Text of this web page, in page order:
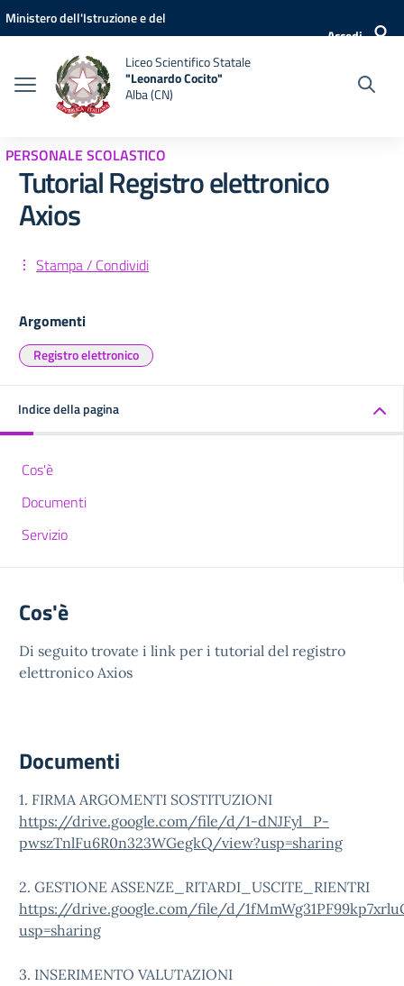
Vai ai contenuti
Vai al menu di navigazione
Vai al footer
Ministero dell'Istruzione e del
Accedi
Liceo Scientifico Statale
"Leonardo Cocito"
Alba (CN)
PERSONALE SCOLASTICO
Tutorial Registro elettronico
Axios
Stampa / Condividi
Argomenti
Registro elettronico
Indice della pagina
Cos'è
Documenti
Servizio
Cos'è
Di seguito trovate i link per i tutorial del registro
elettronico Axios
Documenti
1. FIRMA ARGOMENTI SOSTITUZIONI
https://drive.google.com/file/d/1-dNJFyl_P-
pwszTnlFu6R0n323WGegkQ/view?usp=sharing
2. GESTIONE ASSENZE_RITARDI_USCITE_RIENTRI
https://drive.google.com/file/d/
usp=sharing
3. INSERIMENTO VALUTAZIONI